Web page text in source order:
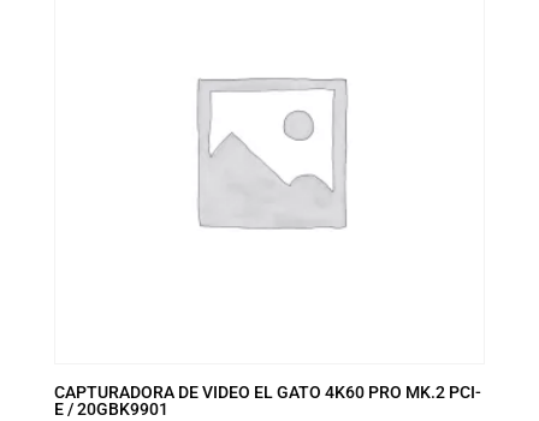
CAPTURADORA DE VIDEO EL GATO 4K60 PRO MK.2 PCI-
E / 20GBK9901